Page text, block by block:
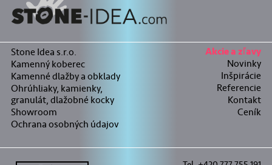
Stone Idea s.r.o.
Kamenný koberec
Kamenné dlažby a obklady
Ohrúhliaky, kamienky,
granulát, dlažobné kocky
Showroom
Ochrana osobných údajov
Akcie a zľavy
Novinky
Inšpirácie
Referencie
Kontakt
Ceník